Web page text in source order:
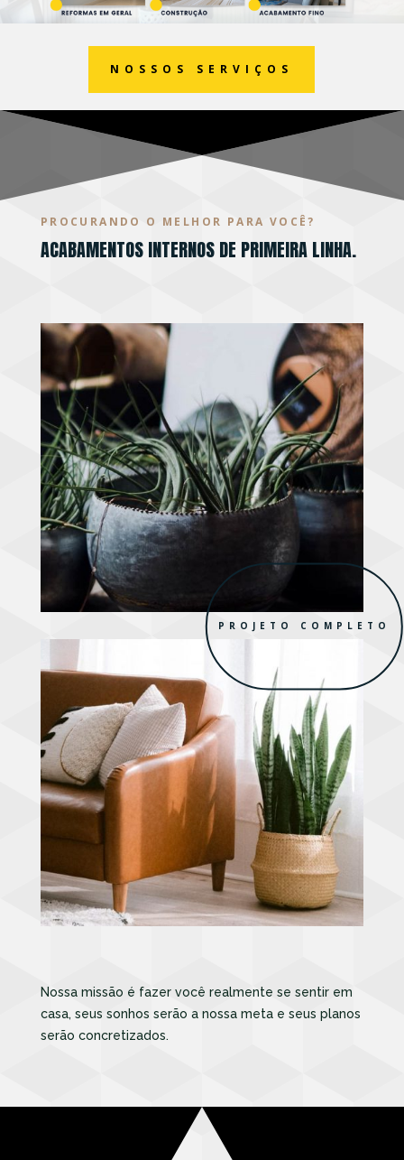
NOSSOS SERVIÇOS
PROCURANDO O MELHOR PARA VOCÊ?
ACABAMENTOS INTERNOS DE PRIMEIRA LINHA.
PROJETO COMPLETO
Nossa missão é fazer você realmente se sentir em
casa, seus sonhos serão a nossa meta e seus planos
serão concretizados.